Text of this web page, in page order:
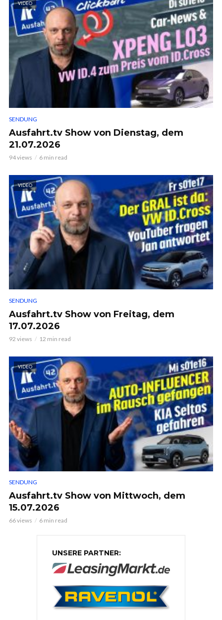
VIDEO
SENDUNG
Ausfahrt.tv Show von Dienstag, dem
21.07.2026
94 views 6 min read
VIDEO
SENDUNG
Ausfahrt.tv Show von Freitag, dem
17.07.2026
92 views 12 min read
VIDEO
SENDUNG
Ausfahrt.tv Show von Mittwoch, dem
15.07.2026
66 views 6 min read
UNSERE PARTNER: